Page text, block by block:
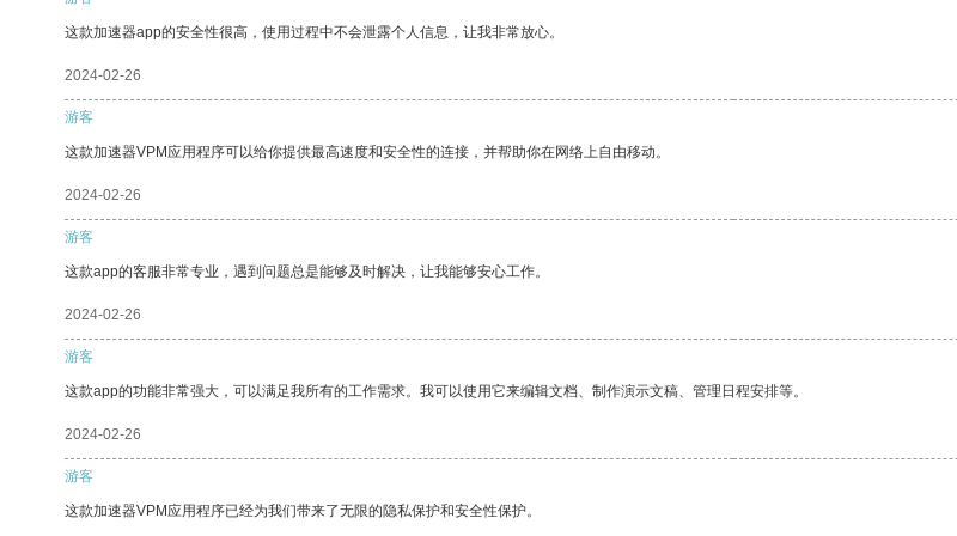
这款加速器app的安全性很高，使用过程中不会泄露个人信息，让我非常放心。
2024-02-26
游客
这款加速器VPM应用程序可以给你提供最高速度和安全性的连接，并帮助你在网络上自由移动。
2024-02-26
游客
这款app的客服非常专业，遇到问题总是能够及时解决，让我能够安心工作。
2024-02-26
游客
这款app的功能非常强大，可以满足我所有的工作需求。我可以使用它来编辑文档、制作演示文稿、管理日程安排等。
2024-02-26
游客
这款加速器VPM应用程序已经为我们带来了无限的隐私保护和安全性保护。